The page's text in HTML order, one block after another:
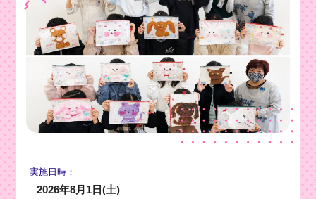
実施日時：
2026年8月1日(土)